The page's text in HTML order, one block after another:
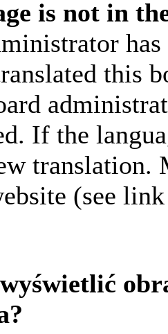
is not in
this
If the
(see